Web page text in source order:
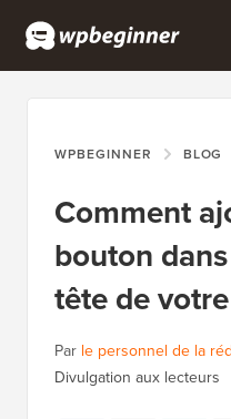
WPBEGINNER BLOG
Comment
bouton
tête de
Par le personnel de la
Divulgation aux lecteurs